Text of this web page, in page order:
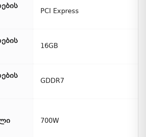
PCI Express
16GB
GDDR7
700W